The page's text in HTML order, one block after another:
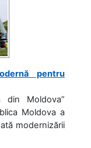
pentru
din Moldova”
Moldova a
modernizării